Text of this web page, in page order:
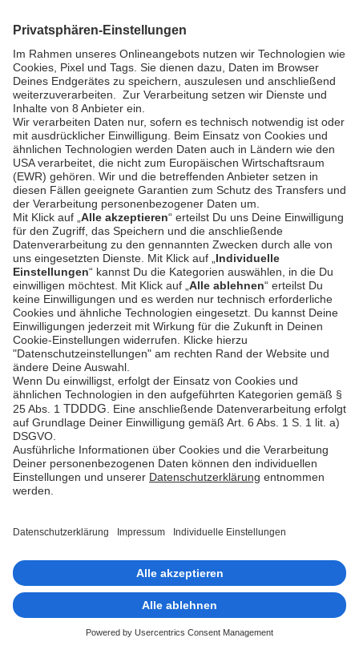
Besuchern unserer Website
zielgerichtete Werbung außerhalb der
Website anzeigen lassen können,
wobei laut LinkedIn keine
Identifikation des Werbeadressaten
stattfindet.
Verarbeitendes Unternehmen
LinkedIn Ireland Unlimited Company
Wilton Place, Dublin 2, Ireland
Essential
Diese Technologien sind erforderlich, um die
Kernfunktionalität der Webseite zu aktivieren.
Usercentrics Consent
Management Platform
Beschreibung des Services
Dies ist ein Zustimmungs-
Management-Dienst. Auf Websites
Einsatz, um das
Zustimmungsmanagement zu
gewährleisten.
Verarbeitendes Unternehmen
Usercentrics GmbH